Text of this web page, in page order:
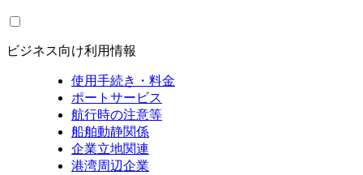
ビジネス向け利用情報
使用手続き・料金
ポートサービス
航行時の注意等
船舶動静関係
企業立地関連
港湾周辺企業